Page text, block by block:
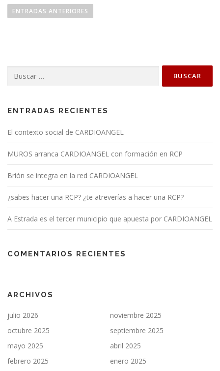
a
n
e
e
t
a
d
ENTRADAS ANTERIORES
ENTRADAS RECIENTES
El contexto social de CARDIOANGEL
MUROS arranca CARDIOANGEL con formación en RCP
Brión se integra en la red CARDIOANGEL
¿sabes hacer una RCP? ¿te atreverías a hacer una RCP?
A Estrada es el tercer municipio que apuesta por CARDIOANGEL
COMENTARIOS RECIENTES
ARCHIVOS
julio 2026
noviembre 2025
octubre 2025
septiembre 2025
mayo 2025
abril 2025
febrero 2025
enero 2025